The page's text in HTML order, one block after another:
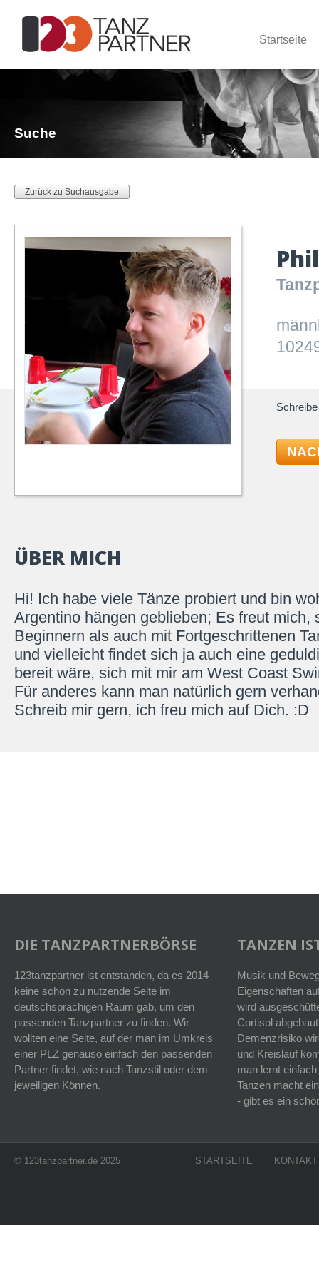
Startseite
Suche
Zurück zu Suchausgabe
ÜBER MICH
Hi! Ich habe viele Tänze probiert und bin
Argentino hängen geblieben; Es freut mich,
Beginnern als auch mit Fortgeschrittenen
und vielleicht findet sich ja auch eine
bereit wäre, sich mit mir am West Coast
Für anderes kann man natürlich gern
Schreib mir gern, ich freu mich auf Dich. :D
DIE TANZPARTNERBÖRSE
123tanzpartner ist entstanden, da es 2014
keine schön zu nutzende Seite im
deutschsprachigen Raum gab, um den
passenden Tanzpartner zu finden. Wir
wollten eine Seite, auf der man im Umkreis
einer PLZ genauso einfach den passenden
Partner findet, wie nach Tanzstil oder dem
jeweiligen Können.
TANZEN
Musik und
Eigenschaften
wird
Cortisol
Demenzrisiko
und Kreislauf
man lernt
Tanzen macht
- gibt es ein
© 123tanzpartner.de 2025 STARTSEITE